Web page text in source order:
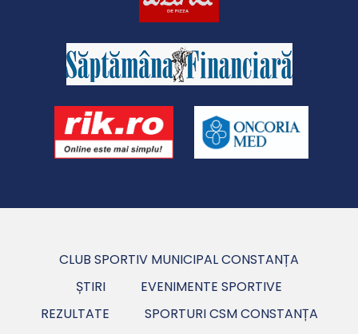
CLUB SPORTIV MUNICIPAL CONSTANȚA
ȘTIRI
EVENIMENTE SPORTIVE
REZULTATE
SPORTURI CSM CONSTANȚA